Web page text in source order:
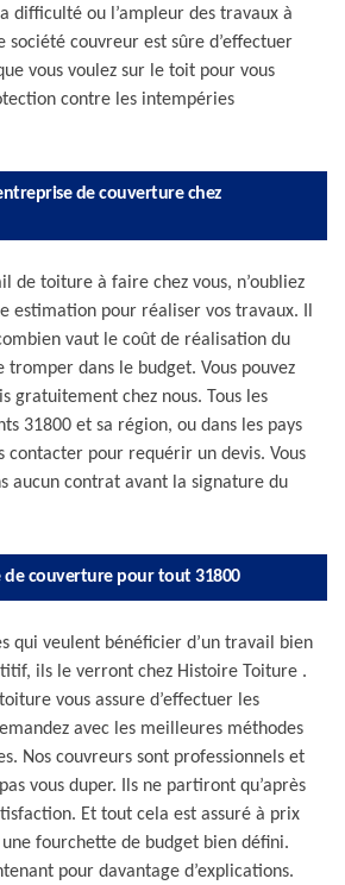
difficulté ou l’ampleur des travaux à
société couvreur est sûre d’effectuer
vous voulez sur le toit pour vous
contre les intempéries
de couverture chez
de toiture à faire chez vous, n’oubliez
estimation pour réaliser vos travaux. Il
vaut le coût de réalisation du
tromper dans le budget. Vous pouvez
gratuitement chez nous. Tous les
31800 et sa région, ou dans les pays
contacter pour requérir un devis. Vous
aucun contrat avant la signature du
couverture pour tout 31800
qui veulent bénéficier d’un travail bien
ils le verront chez Histoire Toiture .
vous assure d’effectuer les
avec les meilleures méthodes
Nos couvreurs sont professionnels et
vous duper. Ils ne partiront qu’après
Et tout cela est assuré à prix
fourchette de budget bien défini.
pour davantage d’explications.